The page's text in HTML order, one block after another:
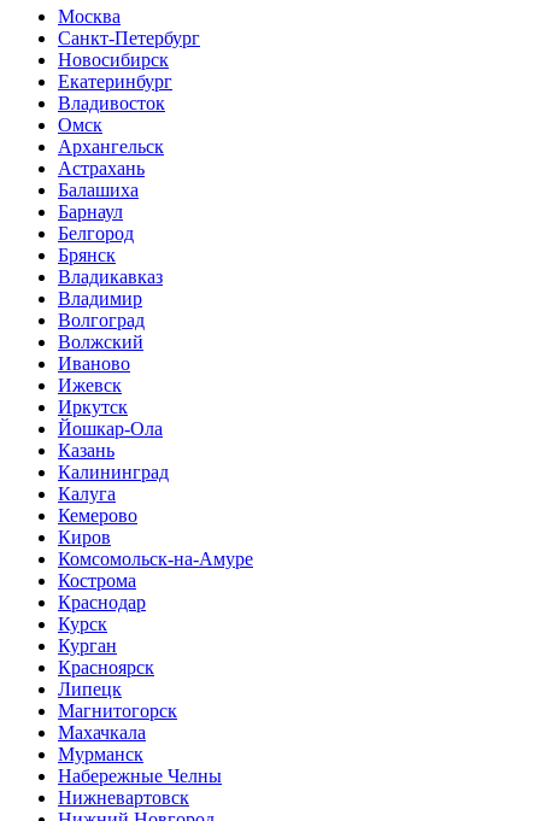
Москва
Санкт-Петербург
Новосибирск
Екатеринбург
Владивосток
Омск
Архангельск
Астрахань
Балашиха
Барнаул
Белгород
Брянск
Владикавказ
Владимир
Волгоград
Волжский
Иваново
Ижевск
Иркутск
Йошкар-Ола
Казань
Калининград
Калуга
Кемерово
Киров
Комсомольск-на-Амуре
Кострома
Краснодар
Курск
Курган
Красноярск
Липецк
Магнитогорск
Махачкала
Мурманск
Набережные Челны
Нижневартовск